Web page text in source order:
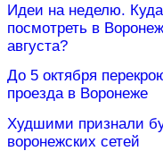
Идеи на неделю.
посмотреть в
августа?
До 5 октября
проезда в Воронеже
Худшими признали
воронежских сетей